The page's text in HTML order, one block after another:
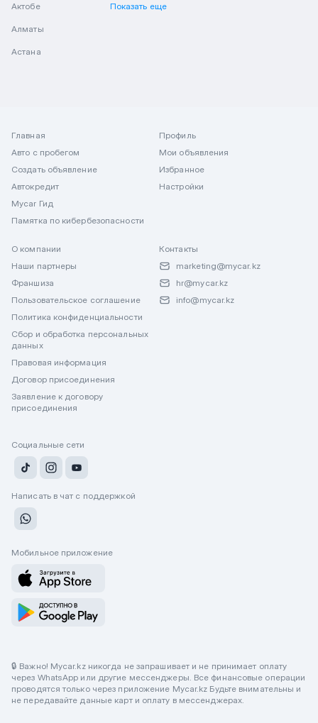
Актобе
Алматы
Астана
Показать еще
Главная
Авто с пробегом
Создать объявление
Автокредит
Mycar Гид
Памятка по кибербезопасности
Профиль
Мои объявления
Избранное
Настройки
О компании
Наши партнеры
Франшиза
Пользовательское соглашение
Политика конфиденциальности
Сбор и обработка персональных
данных
Правовая информация
Договор присоединения
Заявление к договору
присоединения
Контакты
marketing@mycar.kz
hr@mycar.kz
info@mycar.kz
Социальные сети
Написать в чат с поддержкой
Мобильное приложение
🔒 Важно! Mycar.kz никогда не запрашивает и не принимает оплату
через WhatsApp или другие мессенджеры. Все финансовые операции
проводятся только через приложение Mycar.kz Будьте внимательны и
не передавайте данные карт и оплату в мессенджерах.